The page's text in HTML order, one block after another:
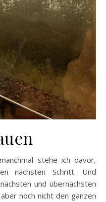
stehe ich davor,
nächsten Schritt. Und
und übernächsten
noch nicht den ganzen